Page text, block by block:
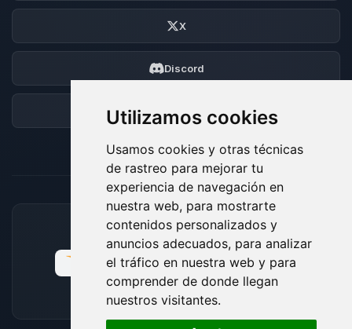
Utilizamos cookies
Usamos cookies y otras técnicas
de rastreo para mejorar tu
experiencia de navegación en
nuestra web, para mostrarte
contenidos personalizados y
anuncios adecuados, para analizar
el tráfico en nuestra web y para
comprender de donde llegan
nuestros visitantes.
X
Discord
Foro
MÉTODOS DE PAGO ACEPTADOS